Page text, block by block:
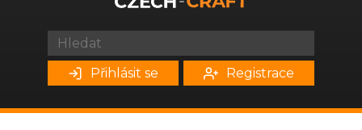
Přihlásit se Registrace